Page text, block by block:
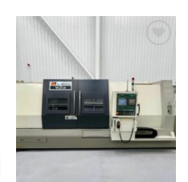
Ajouter
à la liste
d’envies